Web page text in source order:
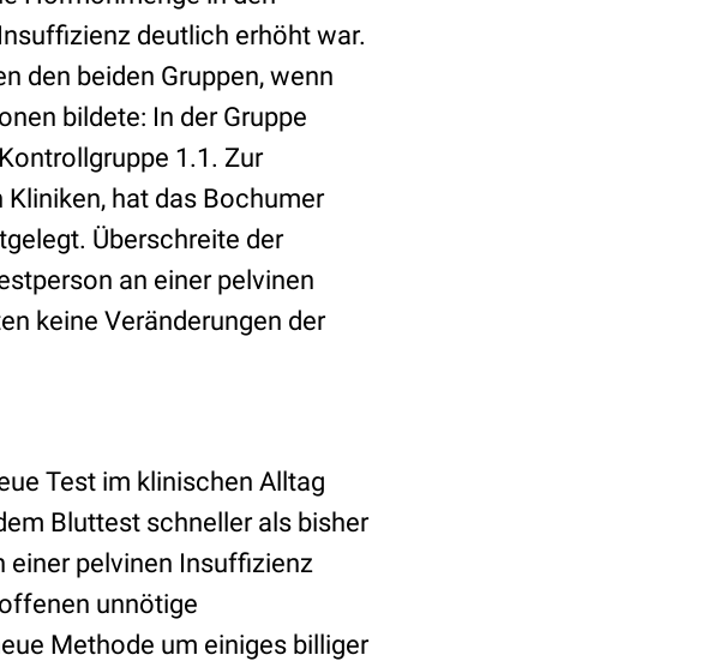
deutlich erhöht war.
den beiden Gruppen, wenn
bildete: In der Gruppe
1.1. Zur
hat das Bochumer
Überschreite der
an einer pelvinen
keine Veränderungen der
Test im klinischen Alltag
Bluttest schneller als bisher
einer pelvinen Insuffizienz
unnötige
Methode um einiges billiger